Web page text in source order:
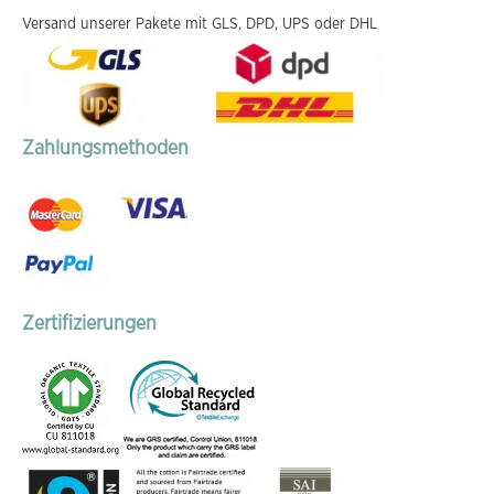
Versand unserer Pakete mit GLS, DPD, UPS oder DHL
Zahlungsmethoden
Zertifizierungen